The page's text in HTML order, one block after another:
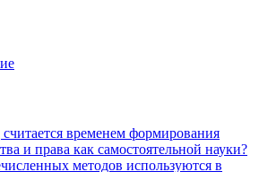
временем формирования
и права как самостоятельной науки?
методов используются в